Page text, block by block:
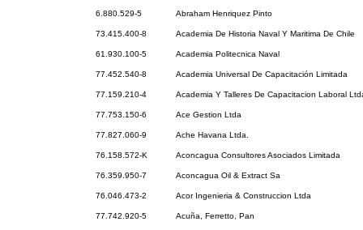
6.880.529-5 Abraham Henriquez Pinto
73.415.400-8 Academia De Historia Naval Y Maritima De Chile
61.930.100-5 Academia Politecnica Naval
77.452.540-8 Academia Universal De Capacitación Limitada
77.159.210-4 Academia Y Talleres De Capacitacion Laboral
77.753.150-6 Ace Gestion Ltda
77.827.060-9 Ache Havana Ltda.
76.158.572-K Aconcagua Consultores Asociados Limitada
76.359.950-7 Aconcagua Oil & Extract Sa
76.046.473-2 Acor Ingenieria & Construccion Ltda
77.742.920-5 Acuña, Ferretto, Pan